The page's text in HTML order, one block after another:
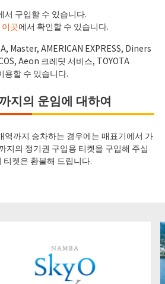
서 구입할 수 있습니다.
이곳에서 확인할 수 있습니다.
Master, AMERICAN EXPRESS, Diners
Aeon 크레딧 서비스, TOYOTA
용할 수 있습니다.
지의 운임에 대하여
역까지 승차하는 경우에는 매표기에서 가
지의 정기권 구입용 티켓을 구입해 주십
켓은 환불해 드립니다.